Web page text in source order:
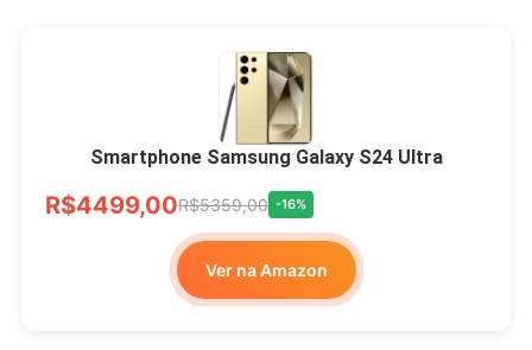
Smartphone Samsung Galaxy S24 Ultra
R$4499,00R$5359,00 -16%
Ver na Amazon